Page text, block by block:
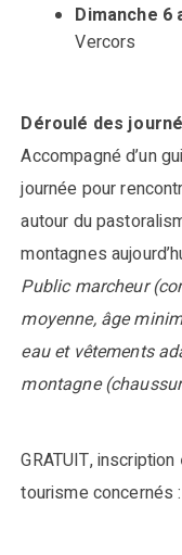
Dimanche 6
Vercors
Déroulé des
Accompagné d’un
journée pour
autour du
montagnes
Public marcheur
moyenne, âge
eau et vêtements
montagne
GRATUIT, inscription
tourisme concernés :